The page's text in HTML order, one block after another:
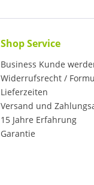
Shop Service
Business Kunde
Widerrufsrecht /
Lieferzeiten
Versand und
15 Jahre Erfahrung
Garantie